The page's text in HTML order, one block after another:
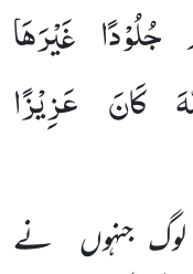
غَیْرَهَا
كَانَ عَزِیْزًا
جنہوں نے